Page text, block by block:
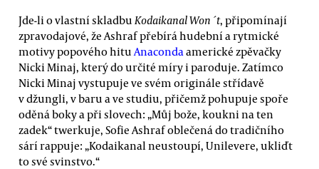
Jde-li o vlastní skladbu Kodaikanal Won´t, připomínají
zpravodajové, že Ashraf přebírá hudební a rytmické
motivy popového hitu Anaconda americké zpěvačky
Nicki Minaj, který do určité míry i paroduje. Zatímco
Nicki Minaj vystupuje ve svém originále střídavě
v džungli, v baru a ve studiu, přičemž pohupuje spoře
oděná boky a při slovech: „Můj bože, koukni na ten
zadek“ twerkuje, Sofie Ashraf oblečená do tradičního
sárí rappuje: „Kodaikanal neustoupí, Unilevere, ukliďt
to své svinstvo.“